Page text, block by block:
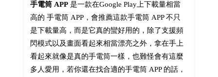
手電筒 APP是一款在Google Play上下載量相當
高的 手電筒 APP，會推薦這款手電筒 APP 不只
是下載量高，而是它真的蠻好用的，除了支援頻
閃模式以及畫面看起來相當漂亮之外，拿在手上
看起來就像是真的手電筒一樣，也難怪會有這麼
多人愛用，若你還在找合適的手電筒 APP 的話，